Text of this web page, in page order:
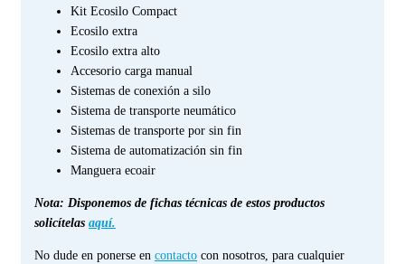
Kit Ecosilo Compact
Ecosilo extra
Ecosilo extra alto
Accesorio carga manual
Sistemas de conexión a silo
Sistema de transporte neumático
Sistemas de transporte por sin fin
Sistema de automatización sin fin
Manguera ecoair
Nota: Disponemos de fichas técnicas de estos productos
solicítelas aquí.
No dude en ponerse en contacto con nosotros, para cualquier